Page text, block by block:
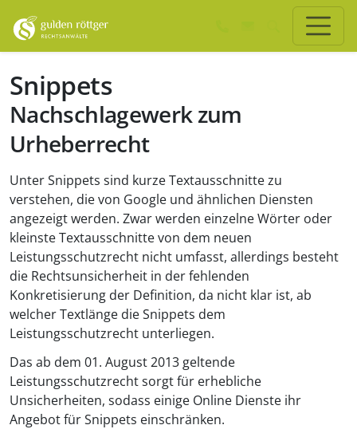
Snippets
Nachschlagewerk zum
Urheberrecht
Unter Snippets sind kurze Textausschnitte zu
verstehen, die von Google und ähnlichen Diensten
angezeigt werden. Zwar werden einzelne Wörter oder
kleinste Textausschnitte von dem neuen
Leistungsschutzrecht nicht umfasst, allerdings besteht
die Rechtsunsicherheit in der fehlenden
Konkretisierung der Definition, da nicht klar ist, ab
welcher Textlänge die Snippets dem
Leistungsschutzrecht unterliegen.
Das ab dem 01. August 2013 geltende
Leistungsschutzrecht sorgt für erhebliche
Unsicherheiten, sodass einige Online Dienste ihr
Angebot für Snippets einschränken.